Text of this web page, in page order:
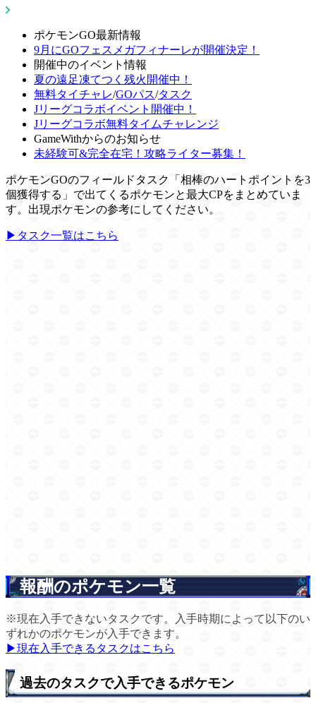
ポケモンGO最新情報
9月にGOフェスメガフィナーレが開催決定！
開催中のイベント情報
夏の遠足凍てつく残火開催中！
無料タイチャレ/GOパス/タスク
Jリーグコラボイベント開催中！
Jリーグコラボ無料タイムチャレンジ
GameWithからのお知らせ
未経験可&完全在宅！攻略ライター募集！
ポケモンGOのフィールドタスク「相棒のハートポイントを3
個獲得する」で出てくるポケモンと最大CPをまとめていま
す。出現ポケモンの参考にしてください。
▶タスク一覧はこちら
報酬のポケモン一覧
※現在入手できないタスクです。入手時期によって以下のい
ずれかのポケモンが入手できます。
▶現在入手できるタスクはこちら
過去のタスクで入手できるポケモン